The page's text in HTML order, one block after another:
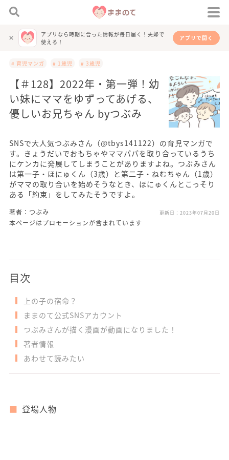
アプリなら時期に合った情報が毎日届く！夫婦で
使える！
アプリで開く
# 育児マンガ # 1歳児 # 3歳児
【＃128】2022年・第一弾！幼
い妹にママをゆずってあげる、
優しいお兄ちゃん byつぶみ
SNSで大人気つぶみさん（@tbys141122）の育児マンガで
す。きょうだいでおもちゃやママパパを取り合っているうち
にケンカに発展してしまうことがありますよね。つぶみさん
は第一子・ほにゅくん（3歳）と第二子・ねむちゃん（1歳）
がママの取り合いを始めそうなとき、ほにゅくんとこっそり
ある「約束」をしてみたそうですよ。
著者：つぶみ 更新日： 2023年07月20日
本ページはプロモーションが含まれています
目次
上の子の宿命？
ままのて公式SNSアカウント
つぶみさんが描く漫画が動画になりました！
著者情報
あわせて読みたい
登場人物